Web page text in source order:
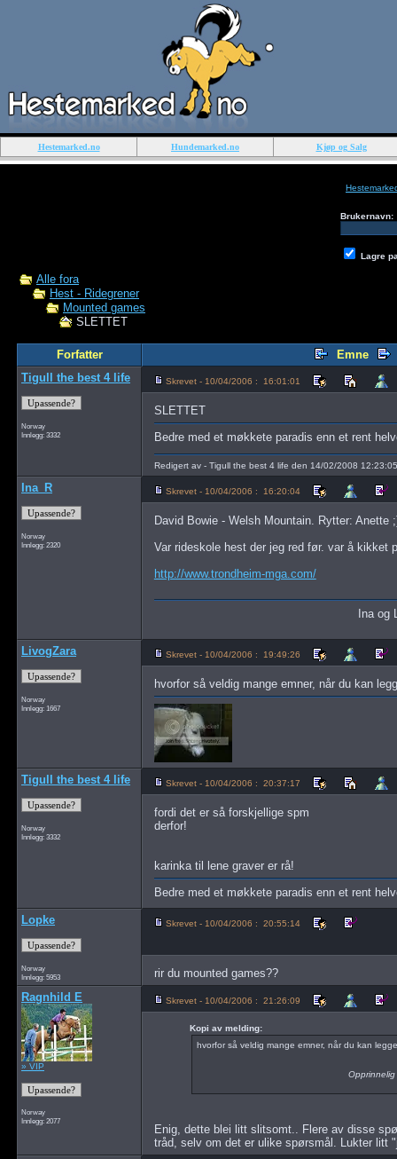
Hestemarked.no Hundemarked.no Kjøp og Salg
Brukernavn:
Lagre
Alle fora
Hest - Ridegrener
Mounted games
SLETTET
Forfatter
Emne
Tigull the best 4 life
Norway
Innlegg: 3332
Skrevet - 10/04/2006 : 16:01:01
SLETTET
Bedre med et møkkete paradis enn et rent
Redigert av - Tigull the best 4 life den 14/02/2008 12:23:05
Ina_R
Norway
Innlegg: 2320
Skrevet - 10/04/2006 : 16:20:04
David Bowie - Welsh Mountain. Rytter: Anette
Var rideskole hest der jeg red før. var å kikket
http://www.trondheim-mga.com/
Ina og
LivogZara
Norway
Innlegg: 1667
Skrevet - 10/04/2006 : 19:49:26
hvorfor så veldig mange emner, når du kan
Tigull the best 4 life
Norway
Innlegg: 3332
Skrevet - 10/04/2006 : 20:37:17
fordi det er så forskjellige spm
derfor!
karinka til lene graver er rå!
Bedre med et møkkete paradis enn et rent
Lopke
Norway
Innlegg: 5953
Skrevet - 10/04/2006 : 20:55:14
rir du mounted games??
Ragnhild E
» VIP
Norway
Innlegg: 2077
Skrevet - 10/04/2006 : 21:26:09
Kopi av melding:
hvorfor så veldig mange emner, når du kan
Enig, dette blei litt slitsomt.. Flere av disse
tråd, selv om det er ulike spørsmål. Lukter litt